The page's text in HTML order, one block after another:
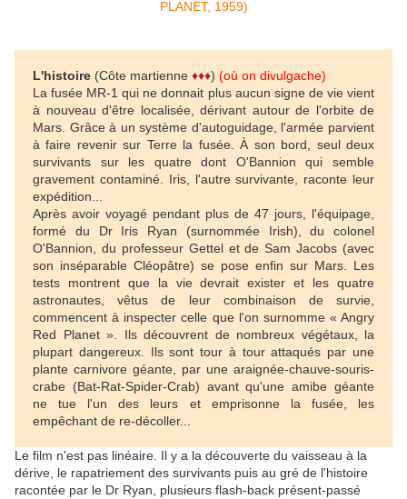
L'histoire (Côte martienne ♦♦♦) (où on divulgache)
La fusée MR-1 qui ne donnait plus aucun signe de vie vient
à nouveau d'être localisée, dérivant autour de l'orbite de
Mars. Grâce à un système d'autoguidage, l'armée parvient
à faire revenir sur Terre la fusée. À son bord, seul deux
survivants sur les quatre dont O'Bannion qui semble
gravement contaminé. Iris, l'autre survivante, raconte leur
expédition...
Après avoir voyagé pendant plus de 47 jours, l'équipage,
formé du Dr Iris Ryan (surnommée Irish), du colonel
O'Bannion, du professeur Gettel et de Sam Jacobs (avec
son inséparable Cléopâtre) se pose enfin sur Mars. Les
tests montrent que la vie devrait exister et les quatre
astronautes, vêtus de leur combinaison de survie,
commencent à inspecter celle que l'on surnomme « Angry
Red Planet ». Ils découvrent de nombreux végétaux, la
plupart dangereux. Ils sont tour à tour attaqués par une
plante carnivore géante, par une araignée-chauve-souris-
crabe (Bat-Rat-Spider-Crab) avant qu'une amibe géante
ne tue l'un des leurs et emprisonne la fusée, les
empêchant de re-décoller...
Le film n'est pas linéaire. Il y a la découverte du vaisseau à la
dérive, le rapatriement des survivants puis au gré de l'histoire
racontée par le Dr Ryan, plusieurs flash-back présent-passé